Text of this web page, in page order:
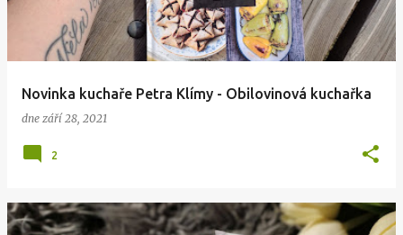
Novinka kuchaře Petra Klímy - Obilovinová kuchařka
dne září 28, 2021
2